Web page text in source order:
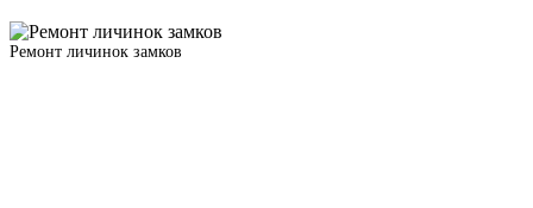
Ремонт личинок замков